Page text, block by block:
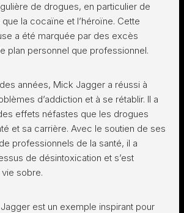
de drogues, en particulier de
la cocaïne et l’héroïne. Cette
a été marquée par des excès
plan personnel que professionnel.
années, Mick Jagger a réussi à
d’addiction et à se rétablir. Il a
effets néfastes que les drogues
et sa carrière. Avec le soutien de ses
professionnels de la santé, il a
de désintoxication et s’est
sobre.
est un exemple inspirant pour